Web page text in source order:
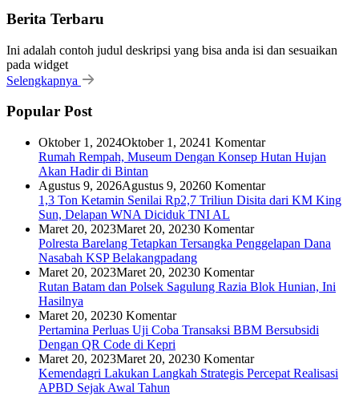
Berita Terbaru
Ini adalah contoh judul deskripsi yang bisa anda isi dan sesuaikan
pada widget
Selengkapnya
Popular Post
Oktober 1, 2024Oktober 1, 20241 Komentar
Rumah Rempah, Museum Dengan Konsep Hutan Hujan
Akan Hadir di Bintan
Agustus 9, 2026Agustus 9, 20260 Komentar
1,3 Ton Ketamin Senilai Rp2,7 Triliun Disita dari KM King
Sun, Delapan WNA Diciduk TNI AL
Maret 20, 2023Maret 20, 20230 Komentar
Polresta Barelang Tetapkan Tersangka Penggelapan Dana
Nasabah KSP Belakangpadang
Maret 20, 2023Maret 20, 20230 Komentar
Rutan Batam dan Polsek Sagulung Razia Blok Hunian, Ini
Hasilnya
Maret 20, 20230 Komentar
Pertamina Perluas Uji Coba Transaksi BBM Bersubsidi
Dengan QR Code di Kepri
Maret 20, 2023Maret 20, 20230 Komentar
Kemendagri Lakukan Langkah Strategis Percepat Realisasi
APBD Sejak Awal Tahun